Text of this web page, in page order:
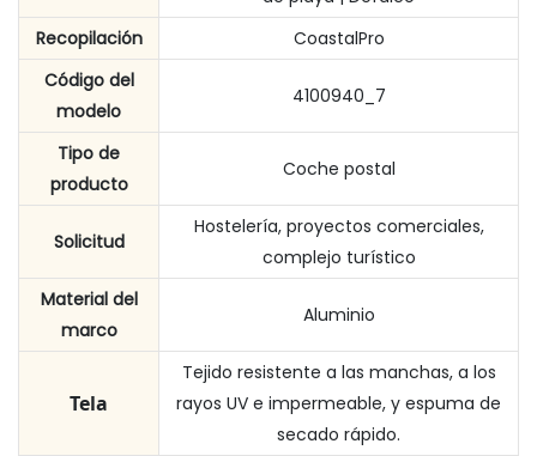
Recopilación
CoastalPro
Código del
modelo
4100940_7
Tipo de
producto
Coche postal
Solicitud
Hostelería, proyectos comerciales,
complejo turístico
Material del
marco
Aluminio
Tela
Tejido resistente a las manchas, a los
rayos UV e impermeable, y espuma de
secado rápido.